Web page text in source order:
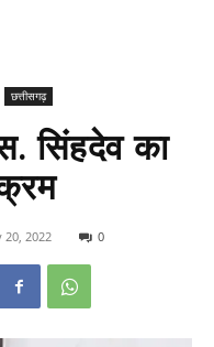
छत्तीसगढ़
सिंहदेव का
20, 2022 0